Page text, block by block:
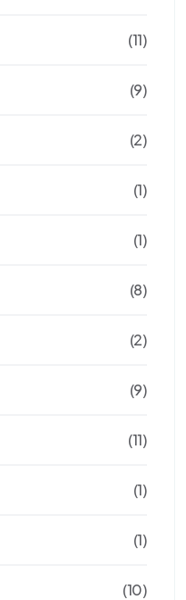
(11)
(9)
(2)
(1)
(1)
(8)
(2)
(9)
(11)
(1)
(1)
(10)